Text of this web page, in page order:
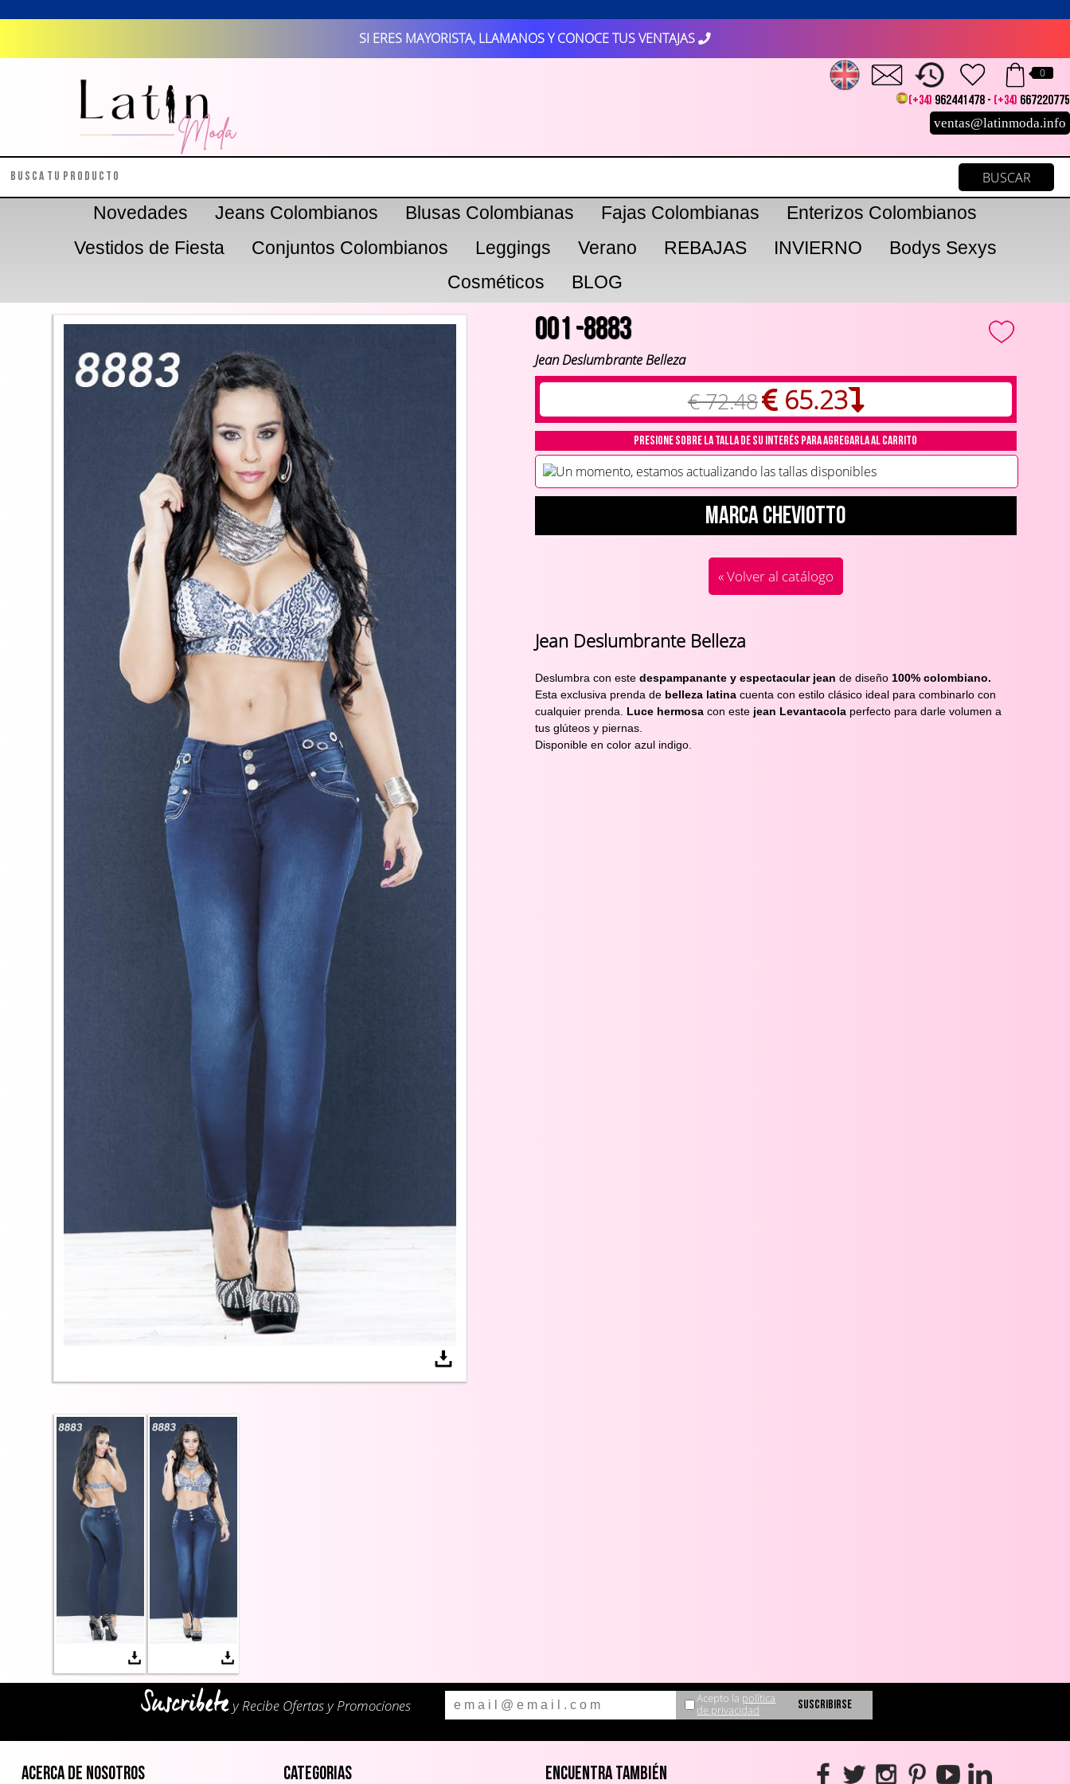
SI ERES MAYORISTA, LLAMANOS Y CONOCE TUS VENTAJAS
0
(+34) 962441478 - (+34) 667220775
ventas@latinmoda.info
Novedades Jeans Colombianos Blusas Colombianas Fajas Colombianas
Enterizos Colombianos
Vestidos de Fiesta
Conjuntos Colombianos Leggings Verano REBAJAS INVIERNO
Bodys Sexys
Cosméticos
BLOG
001 -8883
Jean Deslumbrante Belleza
€ 72.48 65.23
Presione sobre la talla de su interés para agregarla al carrito
Un momento, estamos actualizando las tallas disponibles
Marca Cheviotto
« Volver al catálogo
Jean Deslumbrante Belleza
Deslumbra con este despampanante y espectacular jean de diseño 100% colombiano.
Esta exclusiva prenda de belleza latina cuenta con estilo clásico ideal para combinarlo con
cualquier prenda. Luce hermosa con este jean Levantacola perfecto para darle volumen a
tus glúteos y piernas.
Disponible en color azul indigo.
Suscribete y Recibe Ofertas y Promociones Acepto la política
de privacidad
Acerca de Nosotros Categorias Encuentra también